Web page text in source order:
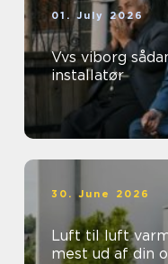
01. July 2026
Vvs viborg sådan vælger du den rette
installatør
30. June 2026
Luft til luft
mest ud af din